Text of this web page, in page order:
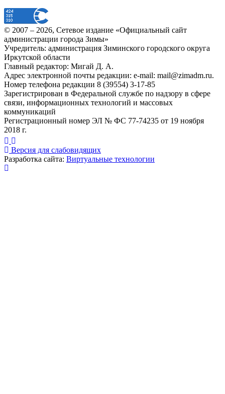
© 2007 – 2026, Сетевое издание «Официальный сайт
администрации города Зимы»
Учредитель: администрация Зиминского городского округа
Иркутской области
Главный редактор: Мигай Д. А.
Адрес электронной почты редакции: e-mail: mail@zimadm.ru.
Номер телефона редакции 8 (39554) 3-17-85
Зарегистрирован в Федеральной службе по надзору в сфере
связи, информационных технологий и массовых
коммуникаций
Регистрационный номер ЭЛ № ФС 77-74235 от 19 ноября
2018 г.
Версия для слабовидящих
Разработка сайта: Виртуальные технологии